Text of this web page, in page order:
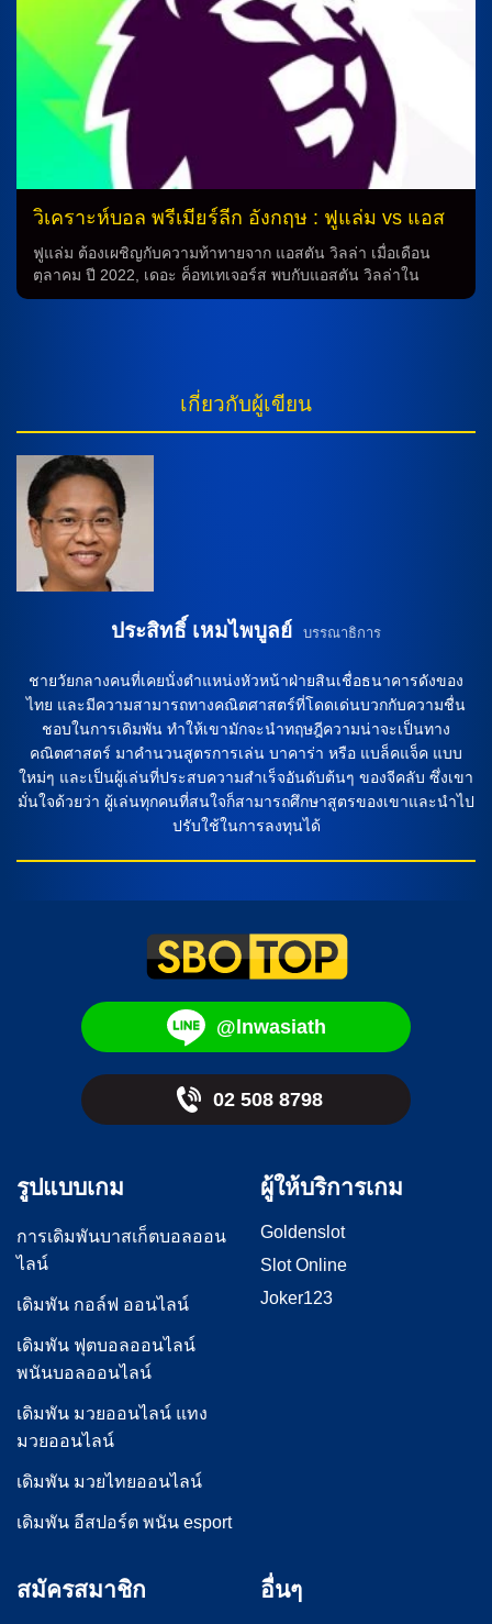
หรือไม่ นอกจากนี้ ริคคาร์โด้ คาลาฟิออรี่ และ ยูรเรียน ทิมเบอร์ยัง
คงเพิ่มความมั่นใจในทีม เหมือนเดิม รวมถึง มิเกล เมรีโน่ที่กำลัง
ฟื้นตัวจากการผ่าตัดเท้า สำหรับทีมสาลิกาดงยังไม่ได้รับชัยจาก
การแข่งขันตั้งแต่ 13 ครั้งที่มาเยือนสนามของทีมอาร์เซนัลใน
พรีเมียร์ลีก (เสมอ 1 แพ้ 12) และได้เพียงประตูเดียวจากทีมเอมิ
เรตส์ สเตเดี้ยมใน 9 ครั้งที่ผ่านมา นอกจากนี้ กุนซือ เอ็ดดี้ ฮาวยัง
ไม่มีทิโน่ ลิฟราเมนโต้ที่บาดเจ็บโคนขาหนีบจากเกมแพ้ บอร์นมัธ
และอาจจำเป็นต้องพักตลอดช่วงที่เหลือของฤดูกาลด้วย แอนโธนี่
กอร์ดอนก็คาดว่าจะต้องพักเนื่องจากปัญหาที่เกิดขึ้นในสะโพก
เช่นเดียวกับ เอมิล คราฟท์ และ ฟาเบียน แชร์ ซึ่งยังคงติดโทษ
แบนอยู่ ทีมอาร์เซนัลจะเล่นในระบบ 4-3-3 โดยมีดาบิด […]
วิเคราะห์บอล พรีเมียร์ลีก อังกฤษ : ฟูแล่ม vs แอส
ตัน วิลล่า
ฟูแล่ม ต้องเผชิญกับความท้าทายจาก แอสตัน วิลล่า เมื่อเดือน
ตุลาคม ปี 2022, เดอะ ค็อทเทเจอร์ส พบกับแอสตัน วิลล่าใน
พรีเมียร์ลีก และต้องรับเสียนับถือว่าเป็นการแพ้ที่ยากจะลืมไปได้
เนื่องจากอาการบาดเจ็บที่พวกเขาได้รับ ในทางตรงกันข้าม, อเล็ก
ซ์ อิโวบี้ก็ยังต้องรอการประเมินความพร้อมก่อนการแข่งขัน
ในสัปดาห์ที่แล้ว การทำนาย เมื่อพิจารณาถึงประสิทธิภาพของทีม
ทั้งสอง วิลล่า มีความมั่นใจจากการเอาชนะฟูแล่มในครั้งที่ผ่านมา
ซึ่งเป็นครั้งที่ 6 ติดต่อกัน และต้องยอมพ่ายก่อนเหย้าในเดือน
ตุลาคม ปี 2022 อย่างจริงจัง ในขณะที่ฟูแล่มก็ต้องพักผ่อนจาก
บาดเจ็บของบูบาการ์ กามาร่าและปัญหาความฟิตของอาลีสซง
การทำนายแสดงให้เห็นว่า โอลลี่ วัตกิ้นส์จะเป็นตัวเปิดบอลอย่าง
เกี่ยวกับผู้เขียน
ประสิทธิ์ เหมไพบูลย์ บรรณาธิการ
ชายวัยกลางคนที่เคยนั่งตำแหน่งหัวหน้าฝ่ายสินเชื่อธนาคารดังของ
ไทย และมีความสามารถทางคณิตศาสตร์ที่โดดเด่นบวกกับความชื่น
ชอบในการเดิมพัน ทำให้เขามักจะนำทฤษฎีความน่าจะเป็นทาง
คณิตศาสตร์ มาคำนวนสูตรการเล่น บาคาร่า หรือ แบล็คแจ็ค แบบ
ใหม่ๆ และเป็นผู้เล่นที่ประสบความสำเร็จอันดับต้นๆ ของจีคลับ ซึ่งเขา
มั่นใจด้วยว่า ผู้เล่นทุกคนที่สนใจก็สามารถศึกษาสูตรของเขาและนำไป
ปรับใช้ในการลงทุนได้
@lnwasiath
02 508 8798
รูปแบบเกม
การเดิมพันบาสเก็ตบอลออน
ไลน์
เดิมพัน กอล์ฟ ออนไลน์
เดิมพัน ฟุตบอลออนไลน์
พนันบอลออนไลน์
เดิมพัน มวยออนไลน์ แทง
มวยออนไลน์
เดิมพัน มวยไทยออนไลน์
เดิมพัน อีสปอร์ต พนัน esport
ผู้ให้บริการเกม
Goldenslot
Slot Online
Joker123
สมัครสมาชิก อื่นๆ